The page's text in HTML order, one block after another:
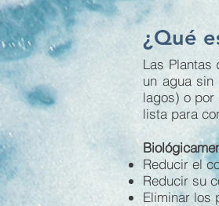
¿Qué
Las Plantas
un agua
lagos) o por
lista para
Reducir el
Reducir su
Eliminar los